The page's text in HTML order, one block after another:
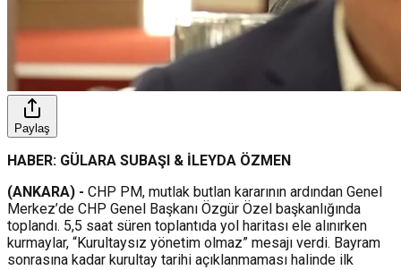
Paylaş
HABER: GÜLARA SUBAŞI & İLEYDA ÖZMEN
(ANKARA) - CHP PM, mutlak butlan kararının ardından Genel
Merkez’de CHP Genel Başkanı Özgür Özel başkanlığında
toplandı. 5,5 saat süren toplantıda yol haritası ele alınırken
kurmaylar, “Kurultaysız yönetim olmaz” mesajı verdi. Bayram
sonrasına kadar kurultay tarihi açıklanmaması halinde ilk